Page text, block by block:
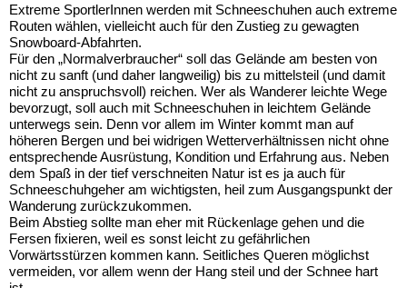
Extreme SportlerInnen werden mit Schneeschuhen auch extreme
Routen wählen, vielleicht auch für den Zustieg zu gewagten
Snowboard-Abfahrten.
Für den „Normalverbraucher“ soll das Gelände am besten von
nicht zu sanft (und daher langweilig) bis zu mittelsteil (und damit
nicht zu anspruchsvoll) reichen. Wer als Wanderer leichte Wege
bevorzugt, soll auch mit Schneeschuhen in leichtem Gelände
unterwegs sein. Denn vor allem im Winter kommt man auf
höheren Bergen und bei widrigen Wetterverhältnissen nicht ohne
entsprechende Ausrüstung, Kondition und Erfahrung aus. Neben
dem Spaß in der tief verschneiten Natur ist es ja auch für
Schneeschuhgeher am wichtigsten, heil zum Ausgangspunkt der
Wanderung zurückzukommen.
Beim Abstieg sollte man eher mit Rückenlage gehen und die
Fersen fixieren, weil es sonst leicht zu gefährlichen
Vorwärtsstürzen kommen kann. Seitliches Queren möglichst
vermeiden, vor allem wenn der Hang steil und der Schnee hart